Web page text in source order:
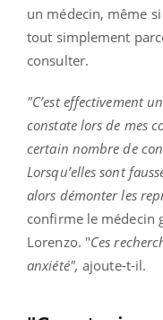
un médecin, même
tout simplement
consulter.
"C’est effectivement
constate lors de mes
certain nombre de
Lorsqu’elles sont
alors démonter les
confirme le médecin
Lorenzo. "Ces
anxiété", ajoute-t-il.